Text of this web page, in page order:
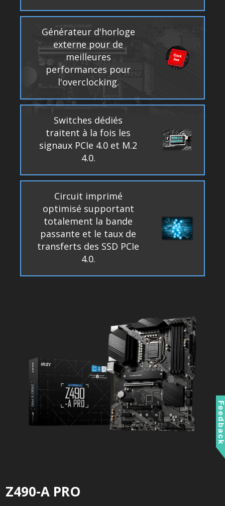
Générateur d'horloge
externe pour de
meilleures
performances pour
l'overclocking.
Switches dédiés
traitent à la fois les
signaux PCIe 4.0 et M.2
4.0.
Circuit imprimé
optimisé supportant
totalement la bande
passante et le taux de
transferts des SSD PCIe
4.0.
Z490-A PRO